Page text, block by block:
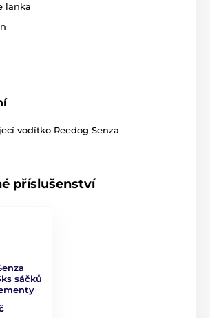
jsou osazena lankem, které se
při výrobě padáků, proto se
schopností vydržet zátěž.
lanka
vodítko Reedog Senza
příslušenství
sáčků